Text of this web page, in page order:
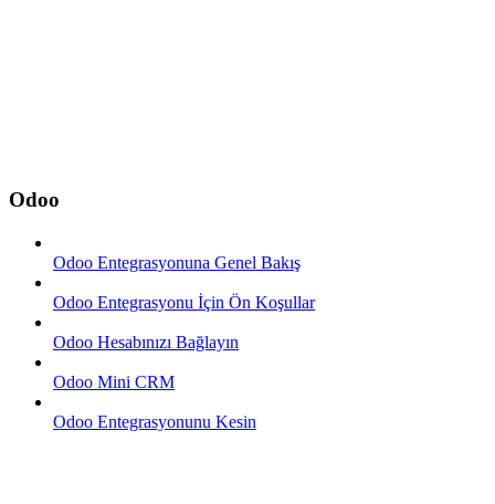
Odoo
Odoo Entegrasyonuna Genel Bakış
Odoo Entegrasyonu İçin Ön Koşullar
Odoo Hesabınızı Bağlayın
Odoo Mini CRM
Odoo Entegrasyonunu Kesin